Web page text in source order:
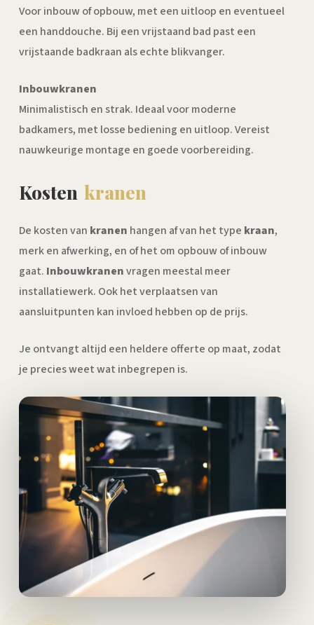
Voor inbouw of opbouw, met een uitloop en eventueel
een handdouche. Bij een vrijstaand bad past een
vrijstaande badkraan als echte blikvanger.
Inbouwkranen
Minimalistisch en strak. Ideaal voor moderne
badkamers, met losse bediening en uitloop. Vereist
nauwkeurige montage en goede voorbereiding.
Kosten kranen
De kosten van kranen hangen af van het type kraan,
merk en afwerking, en of het om opbouw of inbouw
gaat. Inbouwkranenvragen meestal meer
installatiewerk. Ook het verplaatsen van
aansluitpunten kan invloed hebben op de prijs.
Je ontvangt altijd een heldere offerte op maat, zodat
je precies weet wat inbegrepen is.